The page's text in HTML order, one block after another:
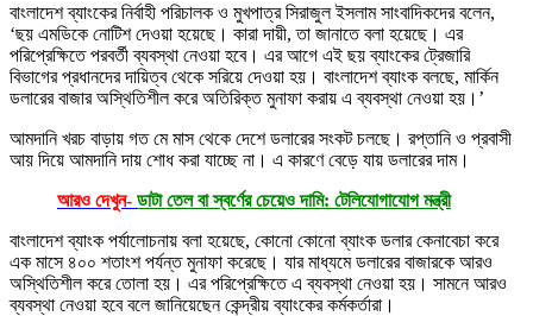
বাংলাদেশ ব্যাংকের নির্বাহী পরিচালক ও মুখপাত্র সিরাজুল ইসলাম সাংবাদিকদের বলেন,
‘ছয় এমডিকে নোটিশ দেওয়া হয়েছে। কারা দায়ী, তা জানাতে বলা হয়েছে। এর
পরিপ্রেক্ষিতে পরবর্তী ব্যবস্থা নেওয়া হবে। এর আগে এই ছয় ব্যাংকের ট্রেজারি
বিভাগের প্রধানদের দায়িত্ব থেকে সরিয়ে দেওয়া হয়। বাংলাদেশ ব্যাংক বলছে, মার্কিন
ডলারের বাজার অস্থিতিশীল করে অতিরিক্ত মুনাফা করায় এ ব্যবস্থা নেওয়া হয়।’
আমদানি খরচ বাড়ায় গত মে মাস থেকে দেশে ডলারের সংকট চলছে। রপ্তানি ও প্রবাসী
আয় দিয়ে আমদানি দায় শোধ করা যাচ্ছে না। এ কারণে বেড়ে যায় ডলারের দাম।
আরও দেখুন- ডাটা তেল বা স্বর্ণের চেয়েও দামি: টেলিযোগাযোগ মন্ত্রী
বাংলাদেশ ব্যাংক পর্যালোচনায় বলা হয়েছে, কোনো কোনো ব্যাংক ডলার কেনাবেচা করে
এক মাসে ৪০০ শতাংশ পর্যন্ত মুনাফা করেছে। যার মাধ্যমে ডলারের বাজারকে আরও
অস্থিতিশীল করে তোলা হয়। এর পরিপ্রেক্ষিতে এ ব্যবস্থা নেওয়া হয়। সামনে আরও
ব্যবস্থা নেওয়া হবে বলে জানিয়েছেন কেন্দ্রীয় ব্যাংকের কর্মকর্তারা।